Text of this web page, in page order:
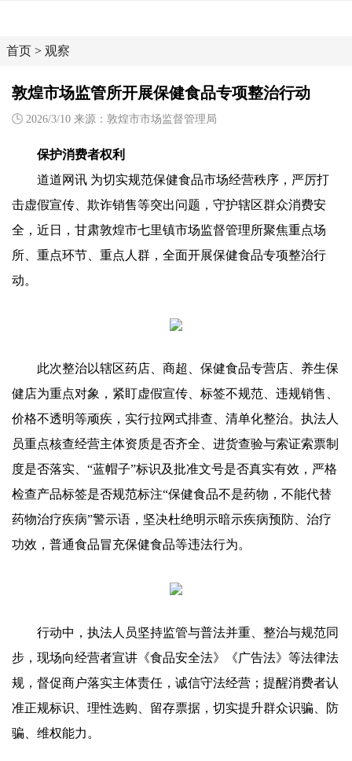
首页 > 观察
敦煌市场监管所开展保健食品专项整治行动
2026/3/10 来源：敦煌市市场监督管理局
保护消费者权利
道道网讯 为切实规范保健食品市场经营秩序，严厉打
击虚假宣传、欺诈销售等突出问题，守护辖区群众消费安
全，近日，甘肃敦煌市七里镇市场监督管理所聚焦重点场
所、重点环节、重点人群，全面开展保健食品专项整治行
动。
此次整治以辖区药店、商超、保健食品专营店、养生保
健店为重点对象，紧盯虚假宣传、标签不规范、违规销售、
价格不透明等顽疾，实行拉网式排查、清单化整治。执法人
员重点核查经营主体资质是否齐全、进货查验与索证索票制
度是否落实、“蓝帽子”标识及批准文号是否真实有效，严格
检查产品标签是否规范标注“保健食品不是药物，不能代替
药物治疗疾病”警示语，坚决杜绝明示暗示疾病预防、治疗
功效，普通食品冒充保健食品等违法行为。
行动中，执法人员坚持监管与普法并重、整治与规范同
步，现场向经营者宣讲《食品安全法》《广告法》等法律法
规，督促商户落实主体责任，诚信守法经营；提醒消费者认
准正规标识、理性选购、留存票据，切实提升群众识骗、防
骗、维权能力。